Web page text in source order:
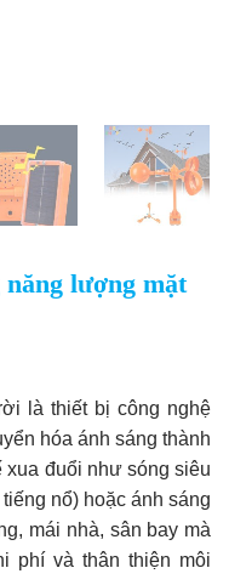
lượng mặt
là thiết bị công nghệ
hóa ánh sáng thành
xua đuổi như sóng siêu
nổ) hoặc ánh sáng
mái nhà, sân bay mà
phí và thân thiện môi